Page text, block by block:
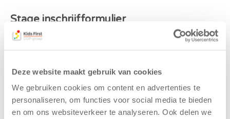
Deze website maakt gebruik van cookies
We gebruiken cookies om content en advertenties te
personaliseren, om functies voor social media te bieden
en om ons websiteverkeer te analyseren. Ook delen we
Stage inschrijfformulier
vermeld ook je opleidingsniveau en het
jaar waar je in zit.